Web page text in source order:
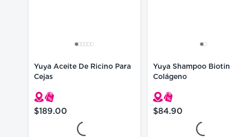
Yuya Aceite De Ricino Para
Cejas
$189.00
precio actual $189.00
Loading...
Yuya Shampoo
Colágeno
$84.90
precio actual